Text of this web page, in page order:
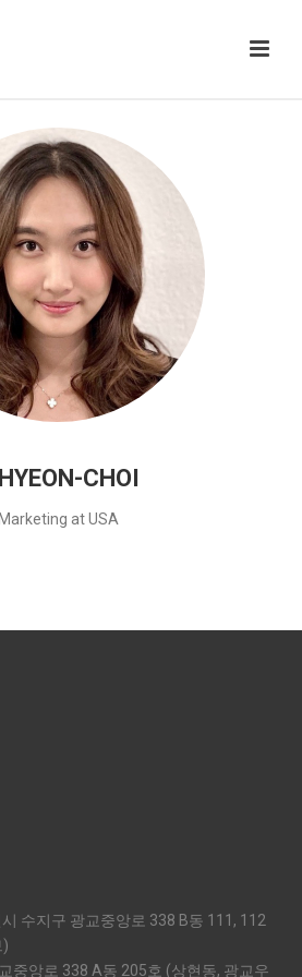
CHOI
Marketing at USA
수지구 광교중앙로 338 B동 111, 112
)
중앙로 338 A동 205호 (상현동, 광교우